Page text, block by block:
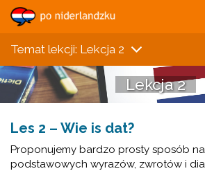
Temat lekcji: Lekcja 2
Lekcja 2
Les 2 – Wie is dat?
Proponujemy bardzo prosty sposób
podstawowych wyrazów, zwrotów i